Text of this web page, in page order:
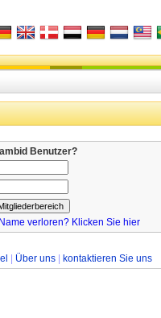
Benutzer?
verloren? Klicken Sie hier
Über uns kontaktieren Sie uns